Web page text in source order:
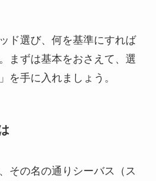
ド選び、何を基準にすれば
まずは基本をおさえて、選
を手に入れましょう。
その名の通りシーバス（ス